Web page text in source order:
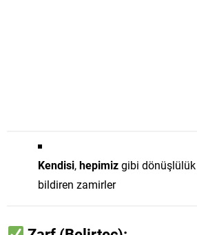
Kendisi,hepimizgibi
bildiren zamirler